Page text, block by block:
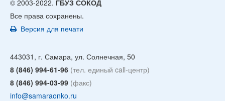
© 2003-2022. ГБУЗ СОКОД
Все права сохранены.
Версия для печати
443031, г. Самара, ул. Солнечная, 50
8 (846) 994-61-96 (тел. единый call-центр)
8 (846) 994-03-99 (факс)
info@samaraonko.ru